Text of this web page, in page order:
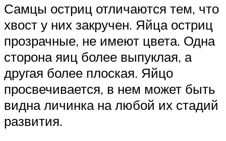
Самцы остриц отличаются тем, что
хвост у них закручен. Яйца остриц
прозрачные, не имеют цвета. Одна
сторона яиц более выпуклая, а
другая более плоская. Яйцо
просвечивается, в нем может быть
видна личинка на любой их стадий
развития.